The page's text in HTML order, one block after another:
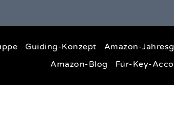
Guiding-Konzept Amazon-
Amazon-Blog
Für-Key-